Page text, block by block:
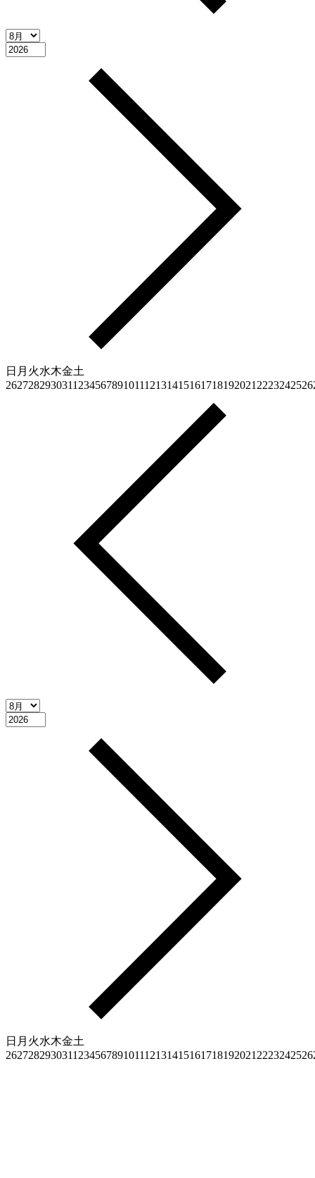
日 月 火水木金土
2627282930311 23456789101112131415161718192021 2223242526
日 月 火水木金土
2627282930311 23456789101112131415161718192021 2223242526